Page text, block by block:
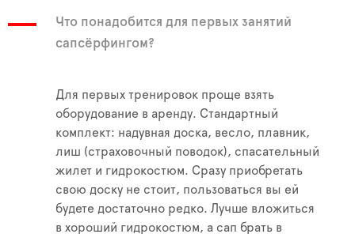
Что понадобится для первых занятий
сапсёрфингом?
Для первых тренировок проще взять
оборудование в аренду. Стандартный
комплект: надувная доска, весло, плавник,
лиш (страховочный поводок), спасательный
жилет и гидрокостюм. Сразу приобретать
свою доску не стоит, пользоваться вы ей
будете достаточно редко. Лучше вложиться
в хороший гидрокостюм, а сап брать в